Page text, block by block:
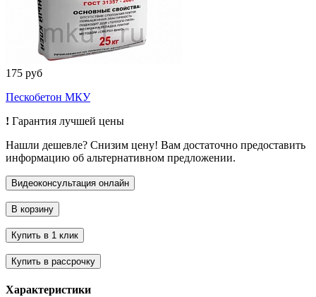
175 руб
Пескобетон МКУ
! Гарантия лучшей цены
Нашли дешевле? Снизим цену! Вам достаточно предоставить
информацию об альтернативном предложении.
Характеристики